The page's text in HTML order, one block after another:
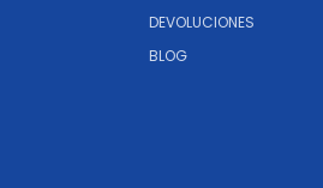
DEVOLUCIONES
BLOG